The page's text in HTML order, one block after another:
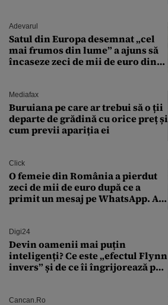
Adevarul
Satul din Europa desemnat „cel
mai frumos din lume” a ajuns să
încaseze zeci de mii de euro din
Mediafax
Buruiana pe care ar trebui să o ții
departe de grădină cu orice preț și
cum previi apariția ei
Click
O femeie din România a pierdut
zeci de mii de euro după ce a
primit un mesaj pe WhatsApp. A
Digi24
Devin oamenii mai puțin
inteligenți? Ce este „efectul Flynn
invers” și de ce îi îngrijorează pe
Cancan.ro